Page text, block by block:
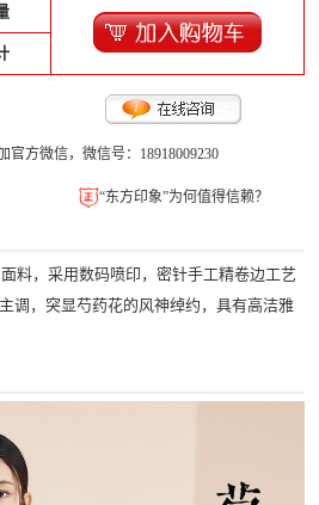
方微信，微信号：18918009230
“东方印象”为何值得信赖？
料，采用数码喷印，密针手工精卷边工艺
调，突显芍药花的风神绰约，具有高洁雅